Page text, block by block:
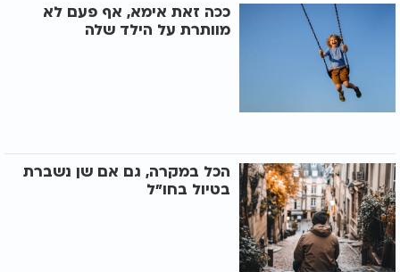
ככה זאת אימא, אף פעם לא
מוותרת על הילד שלה
הכל במקרה, גם אם שן נשברת
בטיול בחו"ל